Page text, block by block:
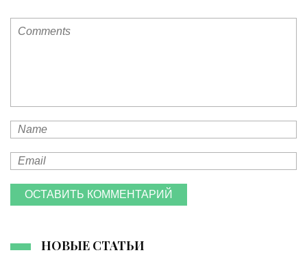
ОСТАВИТЬ КОММЕНТАРИЙ
НОВЫЕ СТАТЬИ